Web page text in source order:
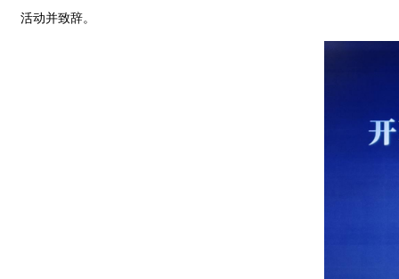
活动并致辞。